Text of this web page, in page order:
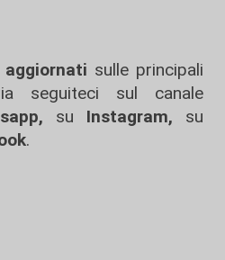
aggiornati sulle principali
seguiteci sul canale
su Instagram, su
.